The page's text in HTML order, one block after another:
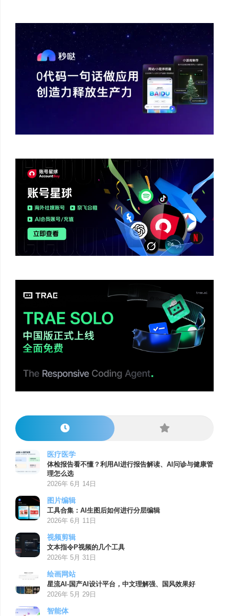
医疗医学
体检报告看不懂？利用AI进行报告解读、AI问诊与健康管
理怎么选
2026年 6月 14日
图片编辑
工具合集：AI生图后如何进行分层编辑
2026年 6月 11日
视频剪辑
文本指令P视频的几个工具
2026年 5月 31日
绘画网站
星流AI-国产AI设计平台，中文理解强、国风效果好
2026年 5月 29日
智能体